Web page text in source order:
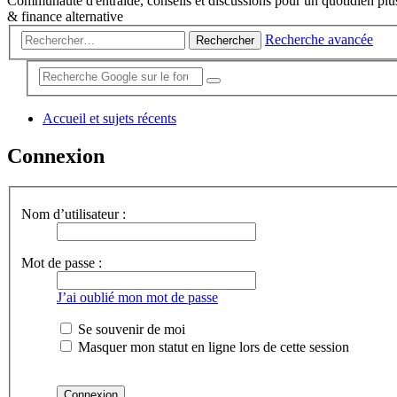
& finance alternative
Rechercher Recherche avancée
Accueil et sujets récents
Connexion
Nom d’utilisateur :
Mot de passe :
J’ai oublié mon mot de passe
Se souvenir de moi
Masquer mon statut en ligne lors de cette session